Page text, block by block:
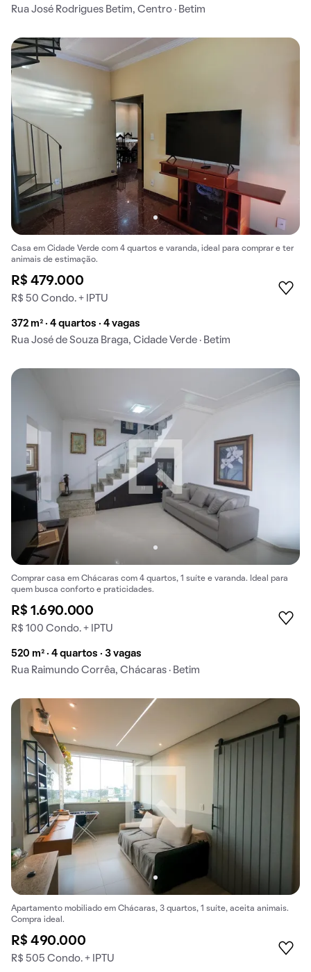
Rua José Rodrigues Betim, Centro · Betim
Casa em Cidade Verde com 4 quartos e varanda, ideal para comprar e ter
animais de estimação.
R$ 479.000
R$ 50 Condo. + IPTU
372 m² · 4 quartos · 4 vagas
Rua José de Souza Braga, Cidade Verde · Betim
Comprar casa em Chácaras com 4 quartos, 1 suíte e varanda. Ideal para
quem busca conforto e praticidades.
R$ 1.690.000
R$ 100 Condo. + IPTU
520 m² · 4 quartos · 3 vagas
Rua Raimundo Corrêa, Chácaras · Betim
Apartamento mobiliado em Chácaras, 3 quartos, 1 suíte, aceita animais.
Compra ideal.
R$ 490.000
R$ 505 Condo. + IPTU